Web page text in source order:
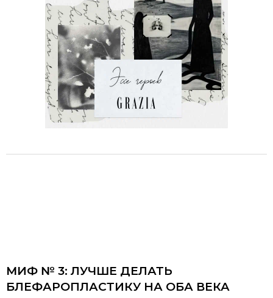
МИФ № 3: ЛУЧШЕ ДЕЛАТЬ
БЛЕФАРОПЛАСТИКУ НА ОБА ВЕКА